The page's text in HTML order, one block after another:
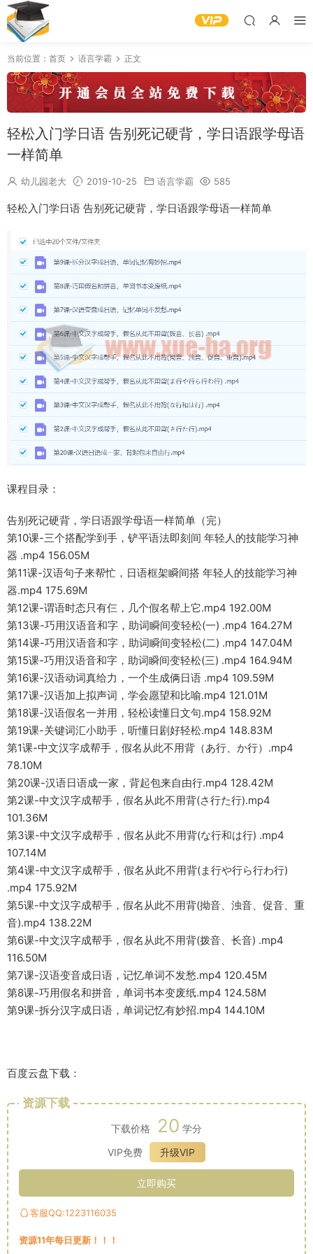
当前位置： 首页 语言学霸 正文
轻松入门学日语 告别死记硬背，学日语跟学母语
一样简单
幼儿园老大 2019-10-25 语言学霸 585
轻松入门学日语 告别死记硬背，学日语跟学母语一样简单
课程目录：
告别死记硬背，学日语跟学母语一样简单（完）
第10课-三个搭配学到手，铲平语法即刻间 年轻人的技能学习神
器 .mp4 156.05M
第11课-汉语句子来帮忙，日语框架瞬间搭 年轻人的技能学习神
器.mp4 175.69M
第12课-谓语时态只有仨，几个假名帮上它.mp4 192.00M
第13课-巧用汉语音和字，助词瞬间变轻松(一) .mp4 164.27M
第14课-巧用汉语音和字，助词瞬间变轻松(二) .mp4 147.04M
第15课-巧用汉语音和字，助词瞬间变轻松(三) .mp4 164.94M
第16课-汉语动词真给力，一个生成俩日语 .mp4 109.59M
第17课-汉语加上拟声词，学会愿望和比喻.mp4 121.01M
第18课-汉语假名一并用，轻松读懂日文句.mp4 158.92M
第19课-关键词汇小助手，听懂日剧好轻松.mp4 148.83M
第1课-中文汉字成帮手，假名从此不用背（あ行、か行）.mp4
78.10M
第20课-汉语日语成一家，背起包来自由行.mp4 128.42M
第2课-中文汉字成帮手，假名从此不用背(さ行た行).mp4
101.36M
第3课-中文汉字成帮手，假名从此不用背(な行和は行) .mp4
107.14M
第4课-中文汉字成帮手，假名从此不用背(ま行や行ら行わ行)
.mp4 175.92M
第5课-中文汉字成帮手，假名从此不用背(拗音、浊音、促音、重
音).mp4 138.22M
第6课-中文汉字成帮手，假名从此不用背(拨音、长音) .mp4
116.50M
第7课-汉语变音成日语，记忆单词不发愁.mp4 120.45M
第8课-巧用假名和拼音，单词书本变废纸.mp4 124.58M
第9课-拆分汉字成日语，单词记忆有妙招.mp4 144.10M
百度云盘下载：
资源下载
下载价格 20 学分
VIP免费
升级VIP
立即购买
客服QQ:1223116035
资源11年每日更新！！！